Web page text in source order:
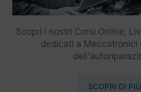
Scopri i nostri Corsi Online,
dedicati a Meccatronici
SCOPRI DI PIÙ